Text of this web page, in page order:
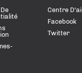
Centre
Facebook
Twitter